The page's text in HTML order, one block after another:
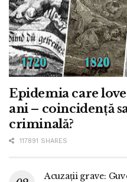
Epidemia care
ani – coincidență
criminală?
117891 SHARES
Acuzații grave: